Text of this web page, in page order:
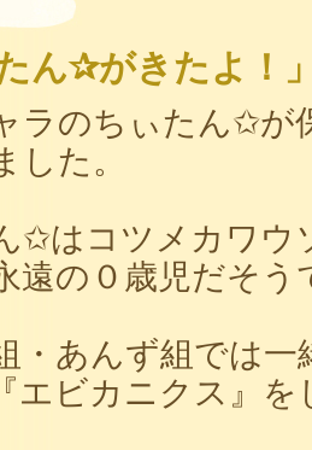
たん✰がきたよ！
ラのちぃたん✩が
した。
✩はコツメカワウ
遠の０歳児だそう
・あんず組では一
エビカニクス』を